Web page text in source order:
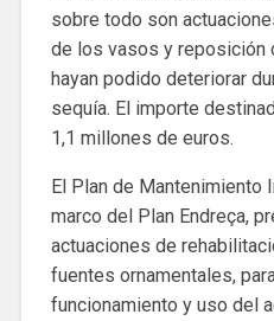
sobre todo son
de los vasos y reposición
hayan podido deteriorar
sequía. El importe
1,1 millones de euros.
El Plan de Mantenimiento
marco del Plan Endreça,
actuaciones de
fuentes ornamentales,
funcionamiento y uso del